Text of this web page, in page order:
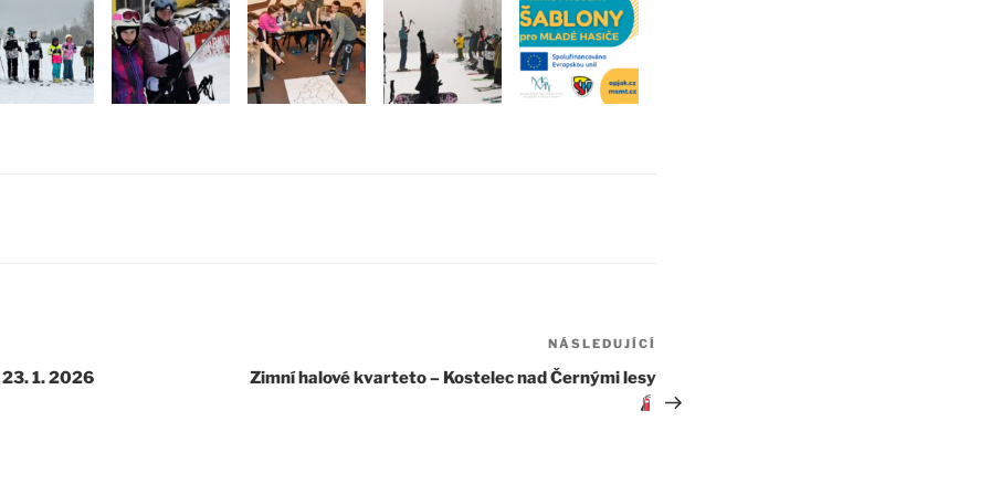
1. 2026
příspěvek
NÁSLEDUJÍCÍ
Zimní halové kvarteto – Kostelec nad Černými lesy